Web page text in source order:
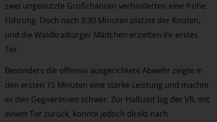
zwei ungenutzte Großchancen verhinderten eine frühe
Führung. Doch nach 3:30 Minuten platzte der Knoten,
und die Waldkraiburger Mädchen erzielten ihr erstes
Tor.
Besonders die offensiv ausgerichtete Abwehr zeigte in
den ersten 15 Minuten eine starke Leistung und machte
es den Gegnerinnen schwer. Zur Halbzeit lag der VfL mit
einem Tor zurück, konnte jedoch direkt nach